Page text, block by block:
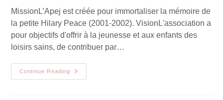
MissionL’Apej est créée pour immortaliser la mémoire de
la petite Hilary Peace (2001-2002). VisionL'association a
pour objectifs d'offrir à la jeunesse et aux enfants des
loisirs sains, de contribuer par…
Continue Reading